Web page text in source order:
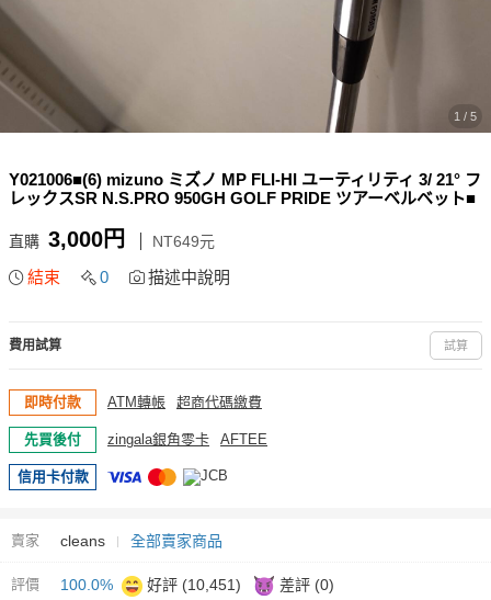
1 / 5
Y021006■(6) mizuno ミズノ MP FLI-HI ユーティリティ 3/ 21° フ
レックスSR N.S.PRO 950GH GOLF PRIDE ツアーベルベット■
直購 3,000円 NT649元
結束 0 描述中說明
費用試算 試算
即時付款 ATM轉帳 超商代碼繳費
先買後付 zingala銀角零卡 AFTEE
信用卡付款
賣家 cleans 全部賣家商品
評價 100.0% 好評 (10,451) 差評 (0)